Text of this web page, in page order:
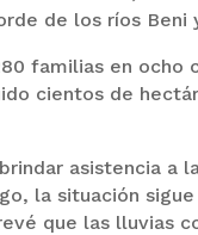
de los ríos Beni
familias en ocho
cientos de
asistencia a
la situación
que las lluvias